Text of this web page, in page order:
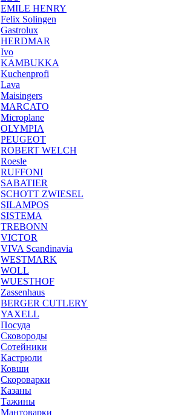
EMILE HENRY
Felix Solingen
Gastrolux
HERDMAR
Ivo
KAMBUKKA
Kuchenprofi
Lava
Maisingers
MARCATO
Microplane
OLYMPIA
PEUGEOT
ROBERT WELCH
Roesle
RUFFONI
SABATIER
SCHOTT ZWIESEL
SILAMPOS
SISTEMA
TREBONN
VICTOR
VIVA Scandinavia
WESTMARK
WOLL
WUESTHOF
Zassenhaus
BERGER CUTLERY
YAXELL
Посуда
Сковороды
Сотейники
Кастрюли
Ковши
Скороварки
Казаны
Тажины
Мантоварки